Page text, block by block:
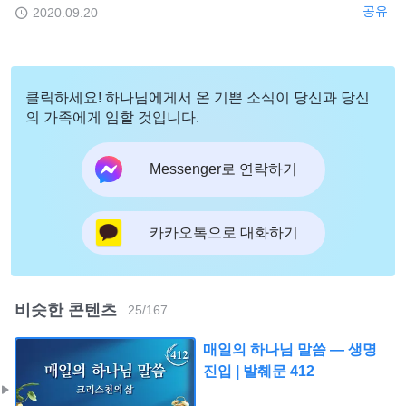
2020.09.20 공유
클릭하세요! 하나님에게서 온 기쁜 소식이 당신과 당신
의 가족에게 임할 것입니다.
Messenger로 연락하기
카카오톡으로 대화하기
비슷한 콘텐츠 25/167
매일의 하나님 말씀 ― 생명
진입 | 발췌문 412